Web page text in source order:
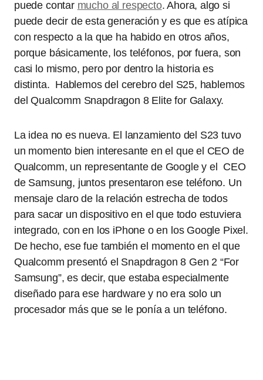
puede contar mucho al respecto. Ahora, algo si
puede decir de esta generación y es que es atípica
con respecto a la que ha habido en otros años,
porque básicamente, los teléfonos, por fuera, son
casi lo mismo, pero por dentro la historia es
distinta. Hablemos del cerebro del S25, hablemos
del Qualcomm Snapdragon 8 Elite for Galaxy.
La idea no es nueva. El lanzamiento del S23 tuvo
un momento bien interesante en el que el CEO de
Qualcomm, un representante de Google y el CEO
de Samsung, juntos presentaron ese teléfono. Un
mensaje claro de la relación estrecha de todos
para sacar un dispositivo en el que todo estuviera
integrado, con en los iPhone o en los Google Pixel.
De hecho, ese fue también el momento en el que
Qualcomm presentó el Snapdragon 8 Gen 2 “For
Samsung”, es decir, que estaba especialmente
diseñado para ese hardware y no era solo un
procesador más que se le ponía a un teléfono.